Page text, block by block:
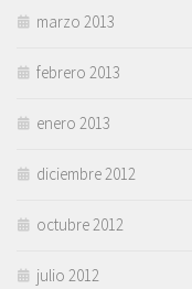
marzo 2013
febrero 2013
enero 2013
diciembre 2012
octubre 2012
julio 2012